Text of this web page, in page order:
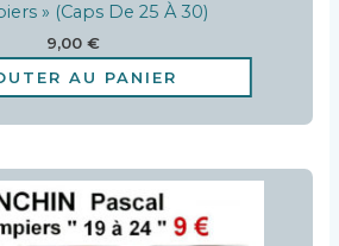
» (caps De 25 À 30)
9,00 €
AU PANIER